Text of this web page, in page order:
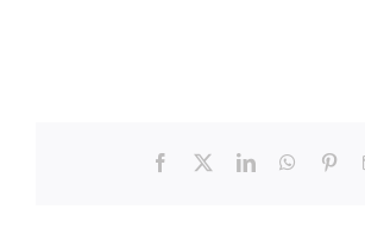
Facebook LinkedIn